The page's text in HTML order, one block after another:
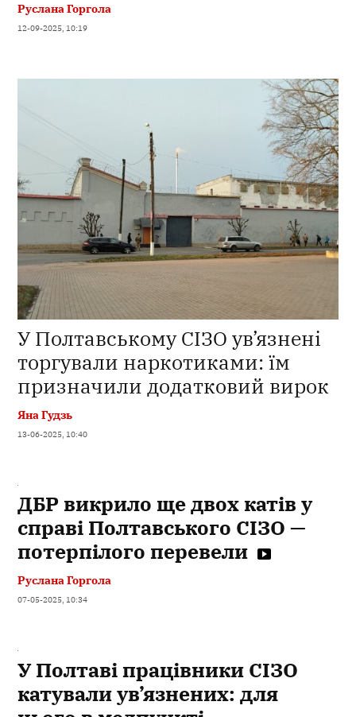
Руслана Горгола
12-09-2025, 10:19
У Полтавському СІЗО ув’язнені
торгували наркотиками: їм
призначили додатковий вирок
Яна Гудзь
13-06-2025, 10:40
ДБР викрило ще двох катів у
справі Полтавського СІЗО —
потерпілого перевели
Руслана Горгола
07-05-2025, 10:34
У Полтаві працівники СІЗО
катували ув’язнених: для